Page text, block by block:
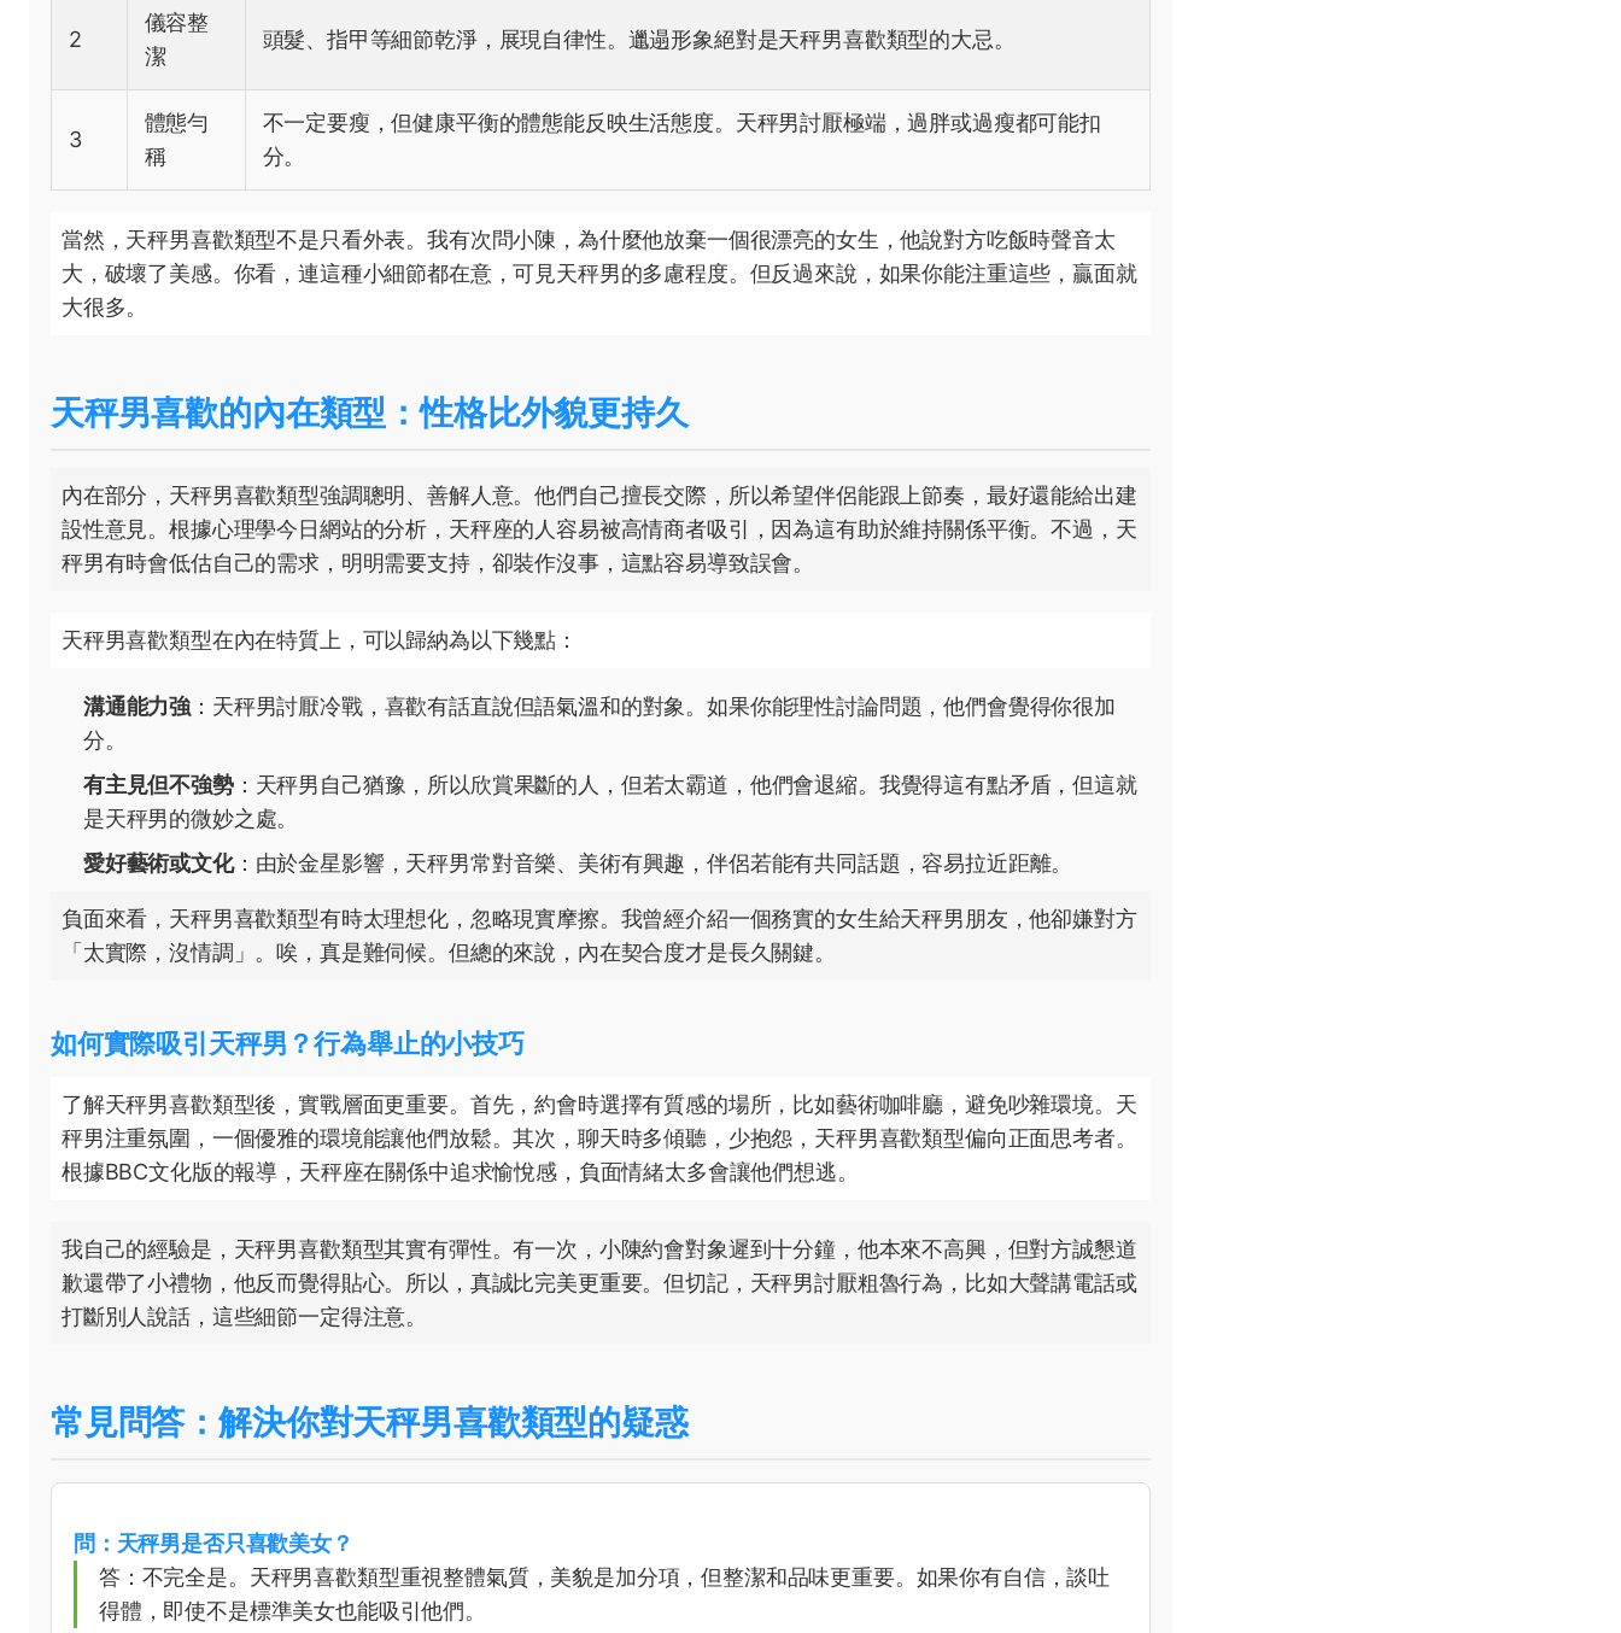
2
儀容整
潔
頭髮、指甲等細節乾淨，展現自律性。邋遢形象絕對是天秤男喜歡類型的大忌。
3
體態勻
稱
不一定要瘦，但健康平衡的體態能反映生活態度。天秤男討厭極端，過胖或過瘦都可能扣
分。
當然，天秤男喜歡類型不是只看外表。我有次問小陳，為什麼他放棄一個很漂亮的女生，他說對方吃飯時聲音太
大，破壞了美感。你看，連這種小細節都在意，可見天秤男的多慮程度。但反過來說，如果你能注重這些，贏面就
大很多。
天秤男喜歡的內在類型：性格比外貌更持久
內在部分，天秤男喜歡類型強調聰明、善解人意。他們自己擅長交際，所以希望伴侶能跟上節奏，最好還能給出建
設性意見。根據心理學今日網站的分析，天秤座的人容易被高情商者吸引，因為這有助於維持關係平衡。不過，天
秤男有時會低估自己的需求，明明需要支持，卻裝作沒事，這點容易導致誤會。
天秤男喜歡類型在內在特質上，可以歸納為以下幾點：
溝通能力強 ：天秤男討厭冷戰，喜歡有話直說但語氣溫和的對象。如果你能理性討論問題，他們會覺得你很加
分。
有主見但不強勢：天秤男自己猶豫，所以欣賞果斷的人，但若太霸道，他們會退縮。我覺得這有點矛盾，但這就
是天秤男的微妙之處。
愛好藝術或文化：由於金星影響，天秤男常對音樂、美術有興趣，伴侶若能有共同話題，容易拉近距離。
負面來看，天秤男喜歡類型有時太理想化，忽略現實摩擦。我曾經介紹一個務實的女生給天秤男朋友，他卻嫌對方
「太實際，沒情調」。唉，真是難伺候。但總的來說，內在契合度才是長久關鍵。
如何實際吸引天秤男？行為舉止的小技巧
了解天秤男喜歡類型後，實戰層面更重要。首先，約會時選擇有質感的場所，比如藝術咖啡廳，避免吵雜環境。天
秤男注重氛圍，一個優雅的環境能讓他們放鬆。其次，聊天時多傾聽，少抱怨，天秤男喜歡類型偏向正面思考者。
根據BBC文化版的報導，天秤座在關係中追求愉悅感，負面情緒太多會讓他們想逃。
我自己的經驗是，天秤男喜歡類型其實有彈性。有一次，小陳約會對象遲到十分鐘，他本來不高興，但對方誠懇道
歉還帶了小禮物，他反而覺得貼心。所以，真誠比完美更重要。但切記，天秤男討厭粗魯行為，比如大聲講電話或
打斷別人說話，這些細節一定得注意。
常見問答：解決你對天秤男喜歡類型的疑惑
問：天秤男是否只喜歡美女？
答：不完全是。天秤男喜歡類型重視整體氣質，美貌是加分項，但整潔和品味更重要。如果你有自信，談吐
得體，即使不是標準美女也能吸引他們。